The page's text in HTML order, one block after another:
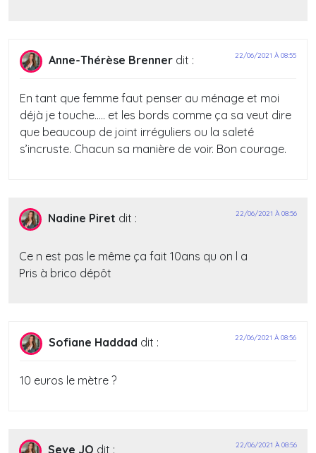
Anne-Thérèse Brenner dit : 22/06/2021 À 08:55
En tant que femme faut penser au ménage et moi
déjà je touche….. et les bords comme ça sa veut dire
que beaucoup de joint irréguliers ou la saleté
s’incruste. Chacun sa manière de voir. Bon courage.
Nadine Piret dit : 22/06/2021 À 08:56
Ce n est pas le même ça fait 10ans qu on l a
Pris à brico dépôt
Sofiane Haddad dit : 22/06/2021 À 08:56
10 euros le mètre ?
Seve JO dit : 22/06/2021 À 08:56